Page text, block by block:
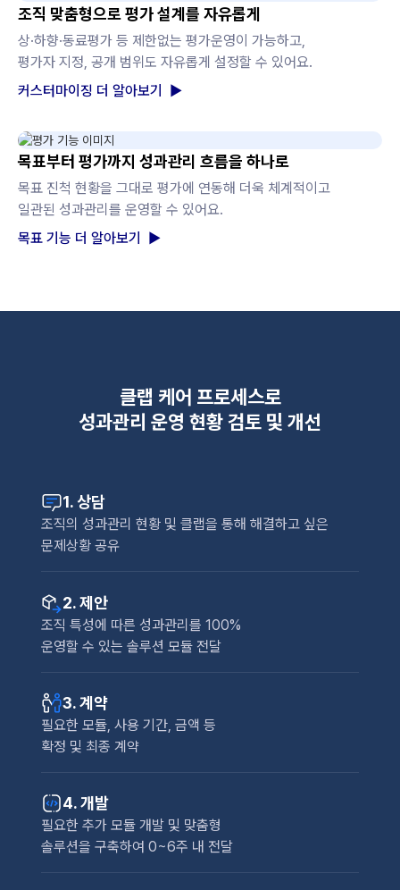
조직 맞춤형으로 평가 설계를 자유롭게
상·하향·동료평가 등 제한없는 평가운영이 가능하고,
평가자 지정, 공개 범위도 자유롭게 설정할 수 있어요.
커스터마이징 더 알아보기 ▶
목표부터 평가까지 성과관리 흐름을 하나로
목표 진척 현황을 그대로 평가에 연동해 더욱 체계적이고
일관된 성과관리를 운영할 수 있어요.
목표 기능 더 알아보기 ▶
클랩 케어 프로세스로
성과관리 운영 현황 검토 및 개선
1. 상담
조직의 성과관리 현황 및 클랩을 통해 해결하고 싶은
문제상황 공유
2. 제안
조직 특성에 따른 성과관리를 100%
운영할 수 있는 솔루션 모듈 전달
3. 계약
필요한 모듈, 사용 기간, 금액 등
확정 및 최종 계약
4. 개발
필요한 추가 모듈 개발 및 맞춤형
솔루션을 구축하여 0~6주 내 전달